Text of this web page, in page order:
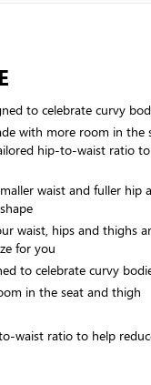
to celebrate curvy
with more room in
hip-to-waist ratio
waist and fuller hip
waist, hips and thighs
for you
to celebrate curvy
in the seat and thigh
waist ratio to help